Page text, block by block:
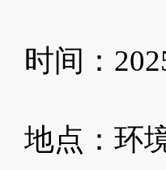
时间：
地点： 环